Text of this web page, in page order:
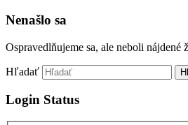
Nenašlo sa
Ospravedlňujeme sa, ale neboli
Hľadať
Login Status